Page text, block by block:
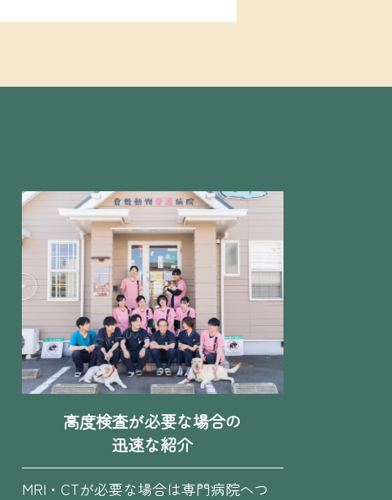
高度検査が必要な場合の
迅速な紹介
MRI・CTが必要な場合は専門病院へつ